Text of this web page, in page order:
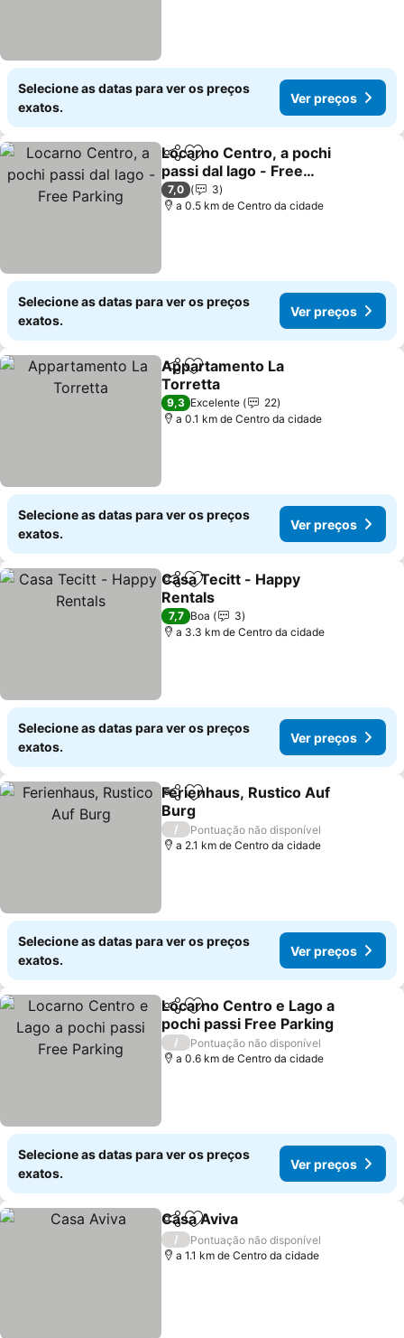
Selecione as datas para ver os preços
exatos.
Ver preços
PartilharAdicionar aos favoritos
Locarno Centro, a pochi
passi dal lago - Free
Parking
7,0
3
a 0.5 km de Centro da cidade
Selecione as datas para ver os preços
exatos.
Ver preços
PartilharAdicionar aos favoritos
Appartamento La
Torretta
9,3 Excelente
22
a 0.1 km de Centro da cidade
Selecione as datas para ver os preços
exatos.
Ver preços
PartilharAdicionar aos favoritos
Casa Tecitt - Happy
Rentals
7,7 Boa
3
a 3.3 km de Centro da cidade
Selecione as datas para ver os preços
exatos.
Ver preços
PartilharAdicionar aos favoritos
Ferienhaus, Rustico Auf
Burg
/
Pontuação não disponível
a 2.1 km de Centro da cidade
Selecione as datas para ver os preços
exatos.
Ver preços
PartilharAdicionar aos favoritos
Locarno Centro e Lago a
pochi passi Free Parking
/
Pontuação não disponível
a 0.6 km de Centro da cidade
Selecione as datas para ver os preços
exatos.
Ver preços
PartilharAdicionar aos favoritos
Casa Aviva
/
Pontuação não disponível
a 1.1 km de Centro da cidade